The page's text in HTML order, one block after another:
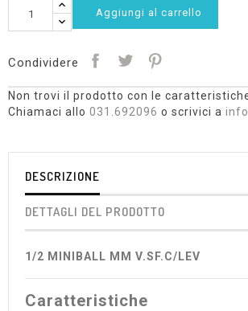
Aggiungi al carrello
Condividere
Non trovi il prodotto con le
Chiamaci allo 031.692096 o scrivici a
DESCRIZIONE
DETTAGLI DEL PRODOTTO
1/2 MINIBALL MM V.SF.C/LEV
Caratteristiche